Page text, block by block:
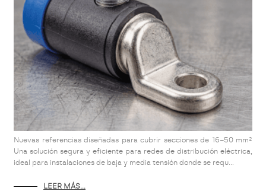
Nuevas referencias diseñadas para cubrir secciones de 16–50 mm²
Una solución segura y eficiente para redes de distribución eléctrica,
ideal para instalaciones de baja y media tensión donde se requ...
LEER MÁS...